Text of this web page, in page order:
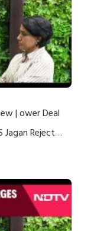
| ower Deal
Rejects